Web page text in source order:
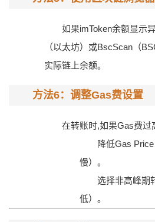
如果imToken余额显示
（以太坊）或BscScan （
实际链上余额。
方法6：调整Gas费设置
在转账时,如果Gas费过
降低Gas
慢）。
选择非高峰期
低）。